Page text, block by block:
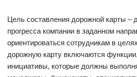
Цель составления дорожной карты –
прогресса компании в заданном
ориентироваться сотрудникам в
дорожную карту включаются
инициативы, которые должны